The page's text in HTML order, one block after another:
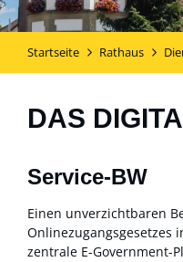
Startseite Rathaus
DAS
Service-BW
Einen unverzichtbaren
Onlinezugangsgesetzes
zentrale E-Government-